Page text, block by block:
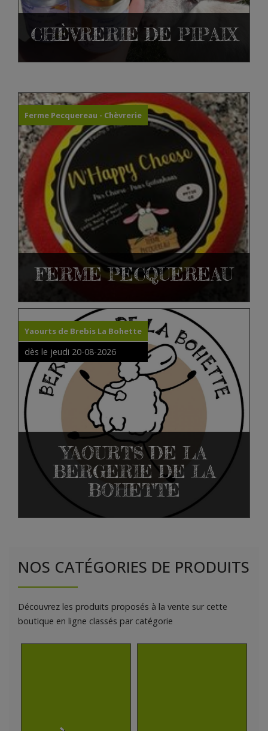
CHÈVRERIE DE PIPAIX
Ferme Pecquereau - Chèvrerie
FERME PECQUEREAU
Yaourts de Brebis La Bohette
dès le jeudi 20-08-2026
YAOURTS DE LA
BERGERIE DE LA
BOHETTE
NOS CATÉGORIES DE PRODUITS
Découvrez les produits proposés à la vente sur cette
boutique en ligne classés par catégorie